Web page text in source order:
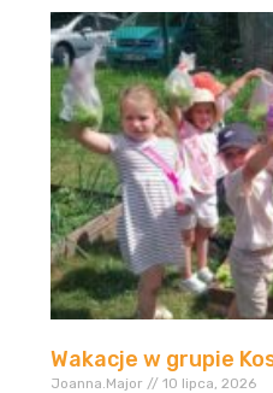
Wakacje w grupie
Joanna.Major 10 lipca, 2026